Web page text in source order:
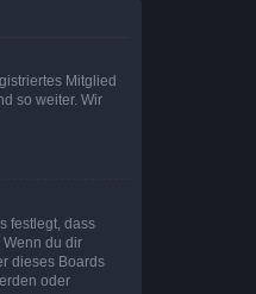
Mitglied
so weiter. Wir
festlegt, dass
du dir
dieses Boards
oder